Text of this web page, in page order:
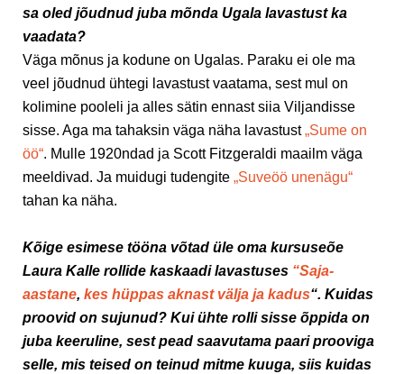
sa oled jõudnud juba mõnda Ugala lavastust ka
vaadata?
Väga mõnus ja kodune on Ugalas. Paraku ei ole ma
veel jõudnud ühtegi lavastust vaatama, sest mul on
kolimine pooleli ja alles sätin ennast siia Viljandisse
sisse. Aga ma tahaksin väga näha lavastust„Sume on
öö“. Mulle 1920ndad ja Scott Fitzgeraldi maailm väga
meeldivad. Ja muidugi tudengite „Suveöö unenägu“
tahan ka näha.
Kõige esimese tööna võtad üle oma kursuseõe
Laura Kalle rollide kaskaadi lavastuses “Saja-
aastane, kes hüppas aknast välja ja kadus“. Kuidas
proovid on sujunud? Kui ühte rolli sisse õppida on
juba keeruline, sest pead saavutama paari prooviga
selle, mis teised on teinud mitme kuuga, siis kuidas